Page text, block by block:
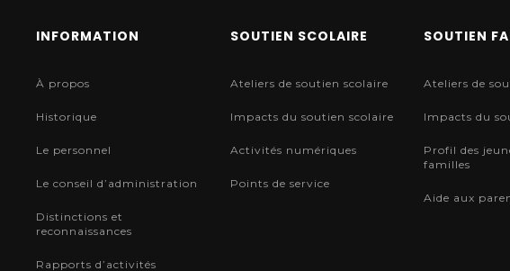
INFORMATION
À propos
Historique
Le personnel
Le conseil d’administration
Distinctions et
reconnaissances
Rapports d’activités
SOUTIEN SCOLAIRE
Ateliers de soutien scolaire
Impacts du soutien scolaire
Activités numériques
Points de service
SOUTIEN
Ateliers de
Impacts du
Profil des
familles
Aide aux